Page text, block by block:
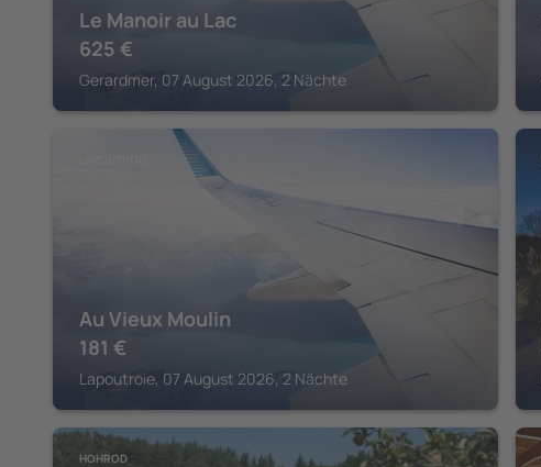
Le Manoir au Lac
625 €
Gerardmer, 07 August 2026, 2 Nächte
Au Vieux Moulin
181 €
Lapoutroie, 07 August 2026, 2 Nächte
HOHROD